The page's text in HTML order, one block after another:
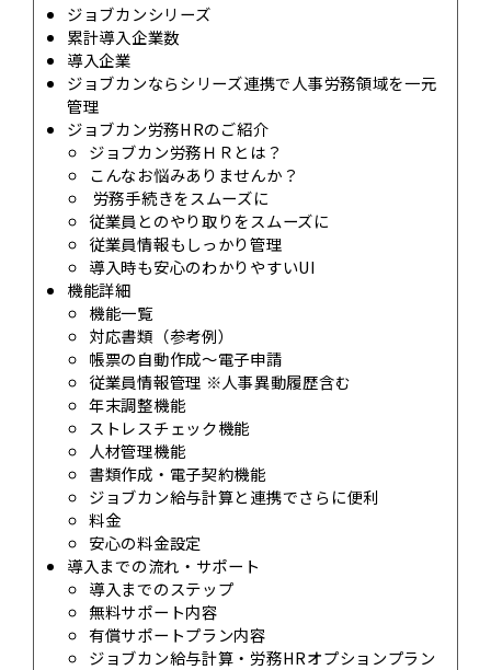
ジョブカンシリーズ
累計導⼊企業数
導⼊企業
ジョブカンならシリーズ連携で⼈事労務領域を⼀元
管理
ジョブカン労務HRのご紹介
ジョブカン労務ＨＲとは？
こんなお悩みありませんか？
労務⼿続きをスムーズに
従業員とのやり取りをスムーズに
従業員情報もしっかり管理
導⼊時も安⼼のわかりやすいUI
機能詳細
機能⼀覧
対応書類（参考例）
帳票の⾃動作成〜電⼦申請
従業員情報管理 ※⼈事異動履歴含む
年末調整機能
ストレスチェック機能
⼈材管理機能
書類作成‧電⼦契約機能
ジョブカン給与計算と連携でさらに便利
料⾦
安⼼の料⾦設定
導⼊までの流れ‧サポート
導⼊までのステップ
無料サポート内容
有償サポートプラン内容
ジョブカン給与計算‧労務HRオプションプラン